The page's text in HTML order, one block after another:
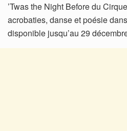
’Twas the Night Before du
acrobaties, danse et poésie
disponible jusqu’au 29